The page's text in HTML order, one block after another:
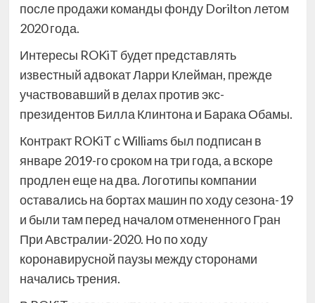
после продажи команды фонду Dorilton летом
2020 года.
Интересы ROKiT будет представлять
известный адвокат Ларри Клейман, прежде
участвовавший в делах против экс-
президентов Билла Клинтона и Барака Обамы.
Контракт ROKiT с Williams был подписан в
январе 2019-го сроком на три года, а вскоре
продлен еще на два. Логотипы компании
оставались на бортах машин по ходу сезона-19
и были там перед началом отмененного Гран
При Австралии-2020. Но по ходу
коронавирусной паузы между сторонами
начались трения.